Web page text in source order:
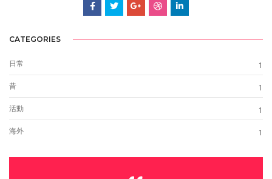
CATEGORIES
日常 1
昔 1
活動 1
海外 1